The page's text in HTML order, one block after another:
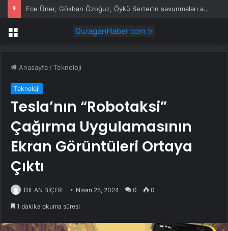
Ece Üner, Gökhan Özoğuz, Öykü Serter’in savunmaları aynı
Menü
Anasayfa /Teknoloji
Teknoloji
Tesla’nın “Robotaksi”
Çağırma Uygulamasının
Ekran Görüntüleri Ortaya
Çıktı
DİLAN BİÇER Nisan 25, 2024 0 0
1 dakika okuma süresi